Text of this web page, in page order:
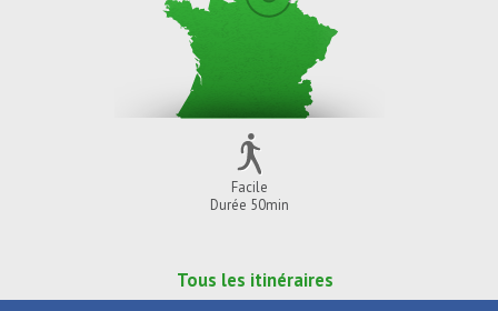
Facile
Durée 50min
Tous les itinéraires